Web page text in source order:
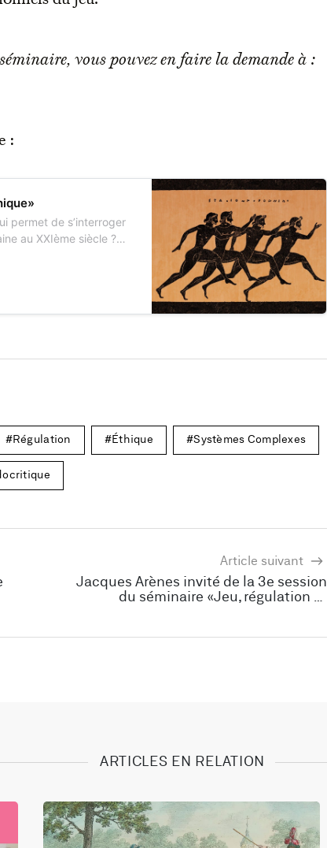
vous pouvez en faire la demande à :
:
permet de s’interroger
au XXIème siècle ?
la psychologie, les
Régulation Éthique Systèmes Complexes
Article suivant
Jacques Arènes invité de la 3e session
du séminaire «Jeu, régulation et
ARTICLES EN RELATION